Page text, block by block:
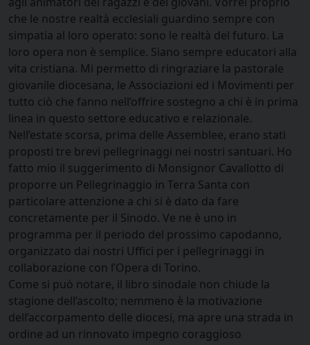
che le nostre realtà ecclesiali guardino sempre con
simpatia al loro operato: sono le realtà del futuro. La
loro opera non è semplice. Siano sempre educatori alla
vita cristiana. Mi permetto di ringraziare la pastorale
giovanile diocesana, le Associazioni ed i Movimenti per
tutto ciò che fanno nell’offrire sostegno a chi è in prima
linea in questo settore educativo e relazionale.
Nell’estate scorsa, prima delle Assemblee, erano stati
proposti tre brevi pellegrinaggi nei nostri santuari. Ho
fatto mio il suggerimento di Monsignor Cavallotto di
proporre un Pellegrinaggio in Terra Santa con
particolare attenzione a chi si è dato da fare
concretamente per il Sinodo. Ve ne è uno in
programma per il periodo del prossimo capodanno,
organizzato dai nostri Uffici per i pellegrinaggi in
collaborazione con l’Opera di Torino.
Come si può notare, il libro sinodale non chiude la
stagione dell’ascolto; nemmeno è la motivazione
dell’accorpamento delle diocesi, ma apre una strada in
ordine ad un rinnovato impegno coraggioso